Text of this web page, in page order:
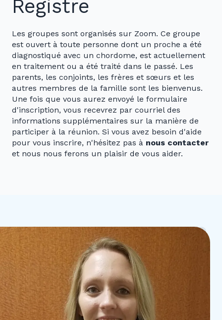
Registre
Les groupes sont organisés sur Zoom. Ce groupe
est ouvert à toute personne dont un proche a été
diagnostiqué avec un chordome, est actuellement
en traitement ou a été traité dans le passé. Les
parents, les conjoints, les frères et sœurs et les
autres membres de la famille sont les bienvenus.
Une fois que vous aurez envoyé le formulaire
d'inscription, vous recevrez par courriel des
informations supplémentaires sur la manière de
participer à la réunion. Si vous avez besoin d'aide
pour vous inscrire, n'hésitez pas à nous contacter
et nous nous ferons un plaisir de vous aider.